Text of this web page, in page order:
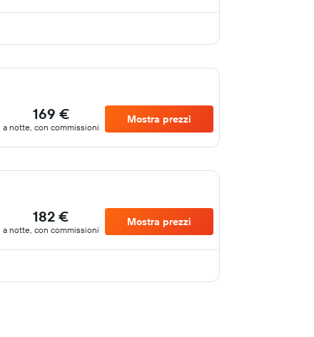
169 €
a notte, con commissioni
Mostra prezzi
182 €
a notte, con commissioni
Mostra prezzi